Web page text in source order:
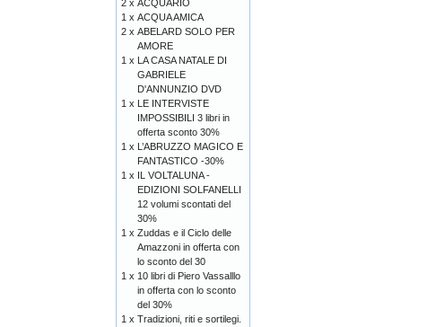
2 x ACQUARIO
1 x ACQUA AMICA
2 x ABELARD SOLO PER
AMORE
1 x LA CASA NATALE DI
GABRIELE
D'ANNUNZIO DVD
1 x LE INTERVISTE
IMPOSSIBILI 3 libri in
offerta sconto 30%
1 x L’ABRUZZO MAGICO E
FANTASTICO -30%
1 x IL VOLTALUNA -
EDIZIONI SOLFANELLI
12 volumi scontati del
30%
1 x Zuddas e il Ciclo delle
Amazzoni in offerta con
lo sconto del 30
1 x 10 libri di Piero Vassalllo
in offerta con lo sconto
del 30%
1 x Tradizioni, riti e sortilegi.